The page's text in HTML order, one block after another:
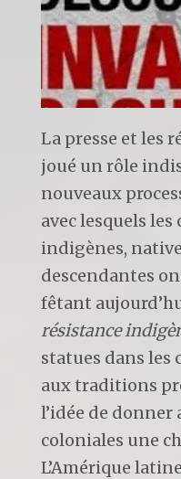
La presse et les
joué un rôle
nouveaux
avec lesquels
indigènes,
descendantes
fêtant
résistance
statues dans les
aux traditions
l’idée de
coloniales une
L’Amérique